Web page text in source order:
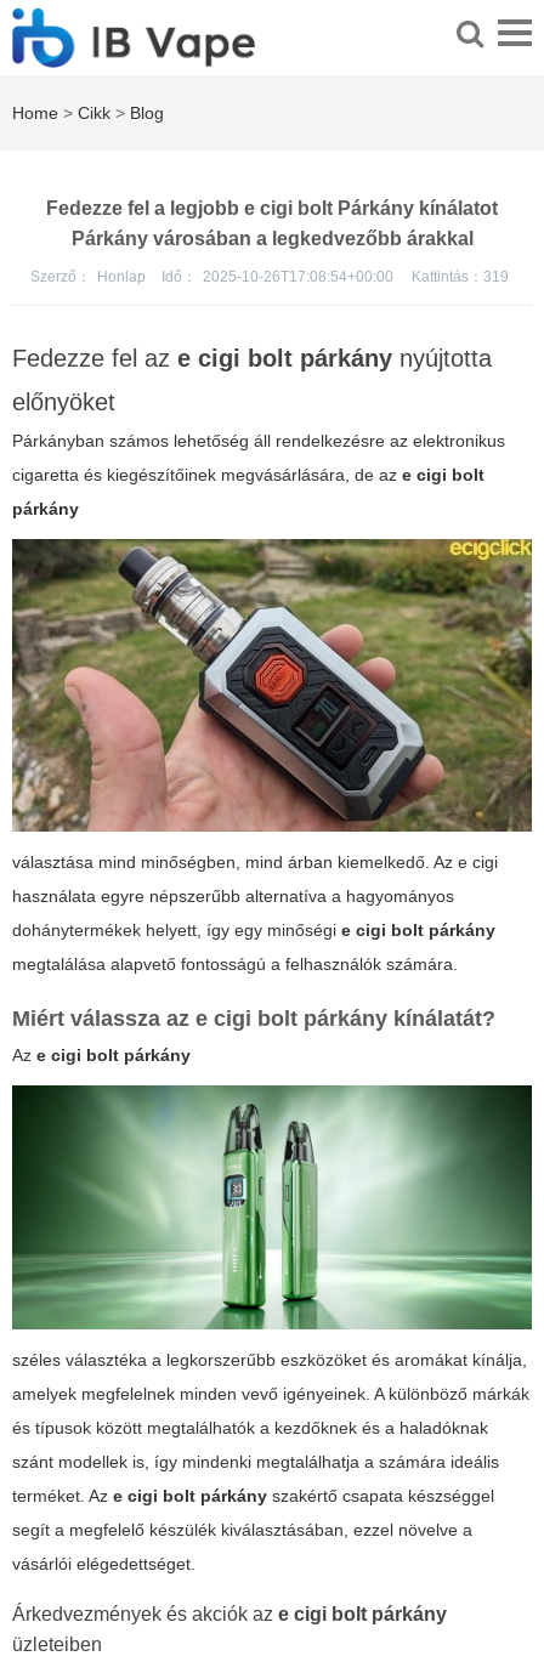
Home > Cikk > Blog
Fedezze fel a legjobb e cigi bolt Párkány kínálatot
Párkány városában a legkedvezőbb árakkal
Szerző： Honlap Idő： 2025-10-26T17:08:54+00:00 Kattintás： 319
Fedezze fel az e cigi bolt párkány nyújtotta
előnyöket
Párkányban számos lehetőség áll rendelkezésre az elektronikus
cigaretta és kiegészítőinek megvásárlására, de az e cigi bolt
párkány
választása mind minőségben, mind árban kiemelkedő. Az e cigi
használata egyre népszerűbb alternatíva a hagyományos
dohánytermékek helyett, így egy minőségi e cigi bolt párkány
megtalálása alapvető fontosságú a felhasználók számára.
Miért válassza az e cigi bolt párkány kínálatát?
Az e cigi bolt párkány
széles választéka a legkorszerűbb eszközöket és aromákat kínálja,
amelyek megfelelnek minden vevő igényeinek. A különböző márkák
és típusok között megtalálhatók a kezdőknek és a haladóknak
szánt modellek is, így mindenki megtalálhatja a számára ideális
terméket. Az e cigi bolt párkány szakértő csapata készséggel
segít a megfelelő készülék kiválasztásában, ezzel növelve a
vásárlói elégedettséget.
Árkedvezmények és akciók az e cigi bolt párkány
üzleteiben